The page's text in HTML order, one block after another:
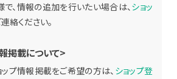
、情報の追加を行いたい場合は、ショッ
絡ください。
掲載について>
プ情報掲載をご希望の方は、 ショップ登